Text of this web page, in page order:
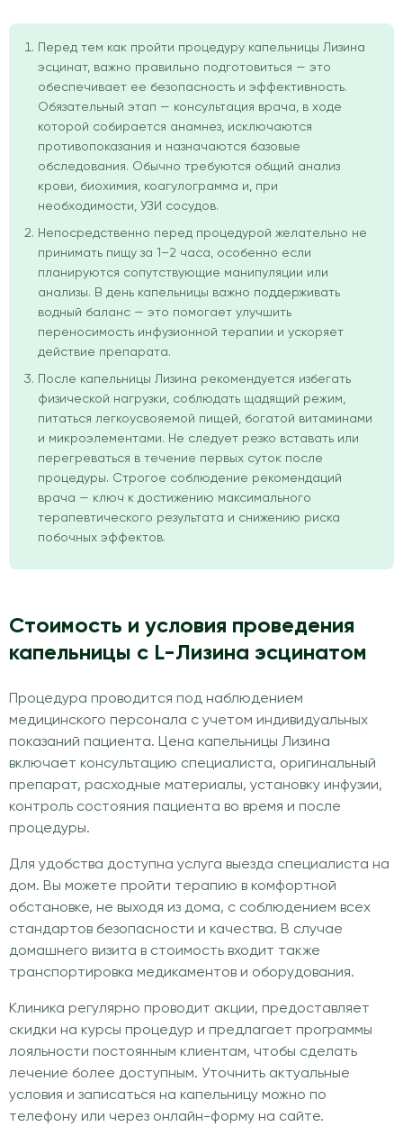
Перед тем как пройти процедуру капельницы Лизина
эсцинат, важно правильно подготовиться — это
обеспечивает ее безопасность и эффективность.
Обязательный этап — консультация врача, в ходе
которой собирается анамнез, исключаются
противопоказания и назначаются базовые
обследования. Обычно требуются общий анализ
крови, биохимия, коагулограмма и, при
необходимости, УЗИ сосудов.
Непосредственно перед процедурой желательно не
принимать пищу за 1–2 часа, особенно если
планируются сопутствующие манипуляции или
анализы. В день капельницы важно поддерживать
водный баланс — это помогает улучшить
переносимость инфузионной терапии и ускоряет
действие препарата.
После капельницы Лизина рекомендуется избегать
физической нагрузки, соблюдать щадящий режим,
питаться легкоусвояемой пищей, богатой витаминами
и микроэлементами. Не следует резко вставать или
перегреваться в течение первых суток после
процедуры. Строгое соблюдение рекомендаций
врача — ключ к достижению максимального
терапевтического результата и снижению риска
побочных эффектов.
Стоимость и условия проведения
капельницы с L-Лизина эсцинатом
Процедура проводится под наблюдением
медицинского персонала с учетом индивидуальных
показаний пациента. Цена капельницы Лизина
включает консультацию специалиста, оригинальный
препарат, расходные материалы, установку инфузии,
контроль состояния пациента во время и после
процедуры.
Для удобства доступна услуга выезда специалиста на
дом. Вы можете пройти терапию в комфортной
обстановке, не выходя из дома, с соблюдением всех
стандартов безопасности и качества. В случае
домашнего визита в стоимость входит также
транспортировка медикаментов и оборудования.
Клиника регулярно проводит акции, предоставляет
скидки на курсы процедур и предлагает программы
лояльности постоянным клиентам, чтобы сделать
лечение более доступным. Уточнить актуальные
условия и записаться на капельницу можно по
телефону или через онлайн-форму на сайте.